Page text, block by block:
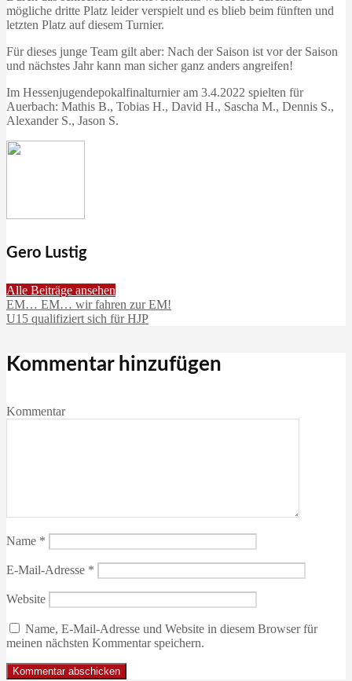
mögliche dritte Platz leider verspielt und es blieb beim fünften und
letzten Platz auf diesem Turnier.
Für dieses junge Team gilt aber: Nach der Saison ist vor der Saison
und nächstes Jahr kann man sicher ganz anders angreifen!
Im Hessenjugendepokalfinalturnier am 3.4.2022 spielten für
Auerbach: Mathis B., Tobias H., David H., Sascha M., Dennis S.,
Alexander S., Jason S.
Gero Lustig
Alle Beiträge ansehen
EM… EM… wir fahren zur EM!
U15 qualifiziert sich für HJP
Kommentar hinzufügen
Kommentar
Name *
E-Mail-Adresse *
Website
Name, E-Mail-Adresse und Website in diesem Browser für
meinen nächsten Kommentar speichern.